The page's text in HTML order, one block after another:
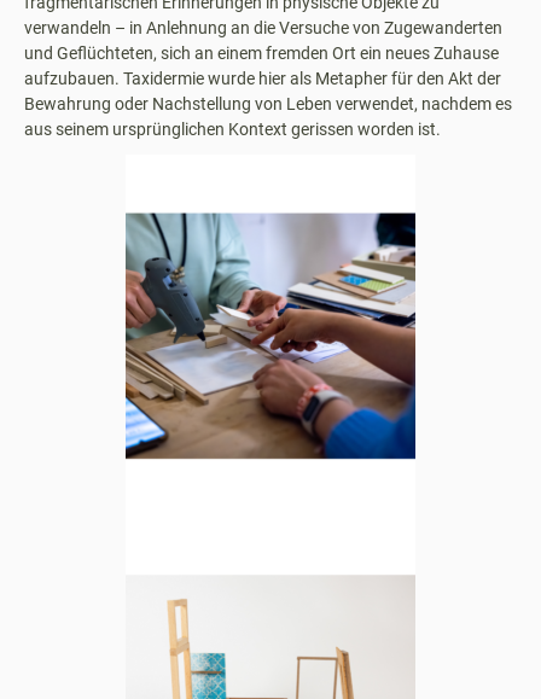
verwandeln – in Anlehnung an die Versuche von Zugewanderten
und Geflüchteten, sich an einem fremden Ort ein neues Zuhause
aufzubauen. Taxidermie wurde hier als Metapher für den Akt der
Bewahrung oder Nachstellung von Leben verwendet, nachdem es
aus seinem ursprünglichen Kontext gerissen worden ist.